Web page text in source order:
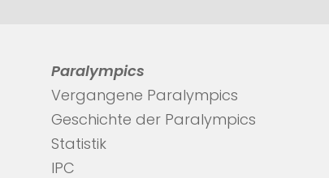
Paralympics
Vergangene Paralympics
Geschichte der Paralympics
Statistik
IPC